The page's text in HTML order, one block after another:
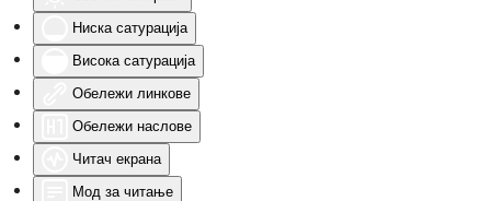
Ниска сатурација
Висока сатурација
Обележи линкове
Обележи наслове
Читач екрана
Мод за читање